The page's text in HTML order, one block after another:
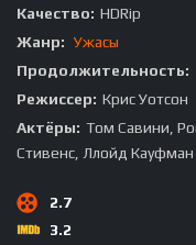
Качество: HDRip
Жанр: Ужасы
Продолжительность:
Режиссер: Крис Уотсон
Актёры: Том Савини,
Стивенс, Ллойд Кауфман
2.7
3.2